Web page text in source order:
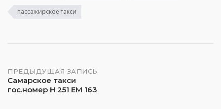
пассажирское такси
Навигация
по
ПРЕДЫДУЩАЯ ЗАПИСЬ
Самарское такси
гос.номер Н 251 ЕМ 163